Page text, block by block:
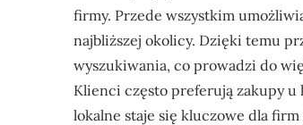
firmy. Przede wszystkim
najbliższej okolicy. Dzięki temu
wyszukiwania, co prowadzi do
Klienci często preferują zakupy u
lokalne staje się kluczowe dla